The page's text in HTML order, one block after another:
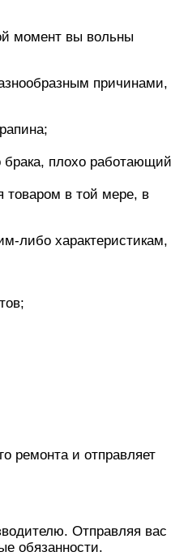
момент вы вольны
причинами,
брака, плохо работающий
товаром в той мере, в
либо характеристикам,
ремонта и отправляет
Отправляя вас
обязанности.